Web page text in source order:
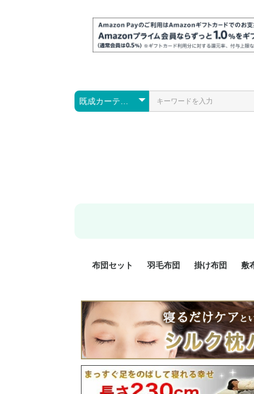
布団セット
羽毛布団セット 2点セット
3点セット
4点セット
5点セット
6点セット
エクセル
ロイヤル
マザーダ
小さい布団セット
大きい布団セット
掛け布団セット 2点セット
3点セット
4点セット
6点セット
敷布団セット 2点セット
3点セット
羽毛布団
プレミアムゴールド
ロイヤルゴールド
エクセルゴールド
ニューゴールド
マザーダックダウン
マザーグースダウン
スーパーロングサイズ
洗える羽毛布団
肌掛け布団
掛け布団
防ダニ掛け布団
洗える掛け布団
小さい掛け布団
大きい掛け布団
肌掛け布団
敷
防
小
大
機